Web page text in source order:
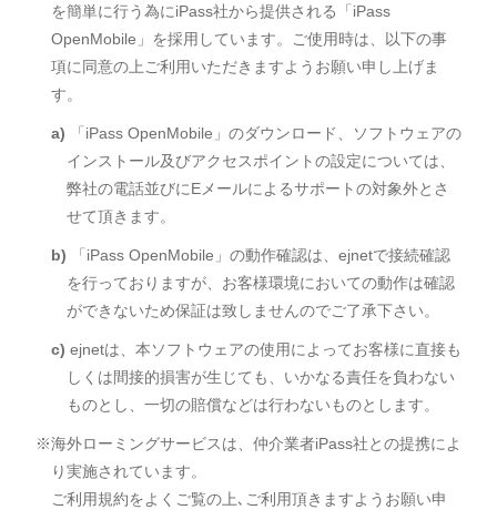
を簡単に行う為にiPass社から提供される「iPass
OpenMobile」を採用しています。ご使用時は、以下の事
項に同意の上ご利用いただきますようお願い申し上げま
す。
a) 「iPass OpenMobile」のダウンロード、ソフトウェアの
インストール及びアクセスポイントの設定については、
弊社の電話並びにEメールによるサポートの対象外とさ
せて頂きます。
b) 「iPass OpenMobile」の動作確認は、ejnetで接続確認
を行っておりますが、お客様環境においての動作は確認
ができないため保証は致しませんのでご了承下さい。
c) ejnetは、本ソフトウェアの使用によってお客様に直接も
しくは間接的損害が生じても、いかなる責任を負わない
ものとし、一切の賠償などは行わないものとします。
※海外ローミングサービスは、仲介業者iPass社との提携によ
り実施されています。
ご利用規約をよくご覧の上､ご利用頂きますようお願い申